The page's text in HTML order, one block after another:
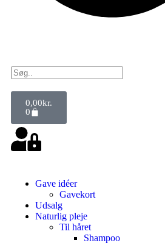
0,00kr.
0
Gave idéer
Gavekort
Udsalg
Naturlig pleje
Til håret
Shampoo